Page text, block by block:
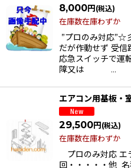
8,000円 (税込)
在庫数在庫わずか
”プロのみ対応”☆
だが作動せず 受信
応急スイッチで運
障又は …
エアコン用基板・
29,500円 (税込)
在庫数在庫わずか
プロのみ対応 エ
回・・・・・他